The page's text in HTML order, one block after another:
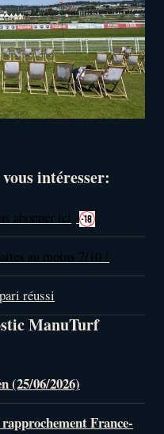
intéresser:
abonner ici
au moins 7/10 !
réussi
ManuTurf
(25/06/2026)
France-